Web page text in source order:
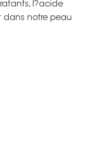
l?acide
dans notre peau